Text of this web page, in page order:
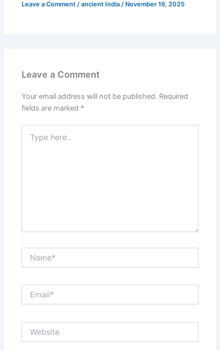
Leave a Comment /ancient India / November 19, 2025
Leave a Comment
Your email address will not be published. Required
fields are marked *
here..